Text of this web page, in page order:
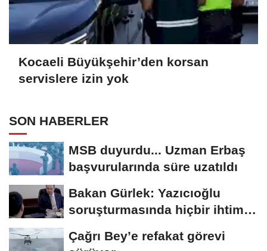
Kocaeli Büyükşehir’den korsan
servislere izin yok
SON HABERLER
MSB duyurdu... Uzman Erbaş
başvurularında süre uzatıldı
Bakan Gürlek: Yazıcıoğlu
soruşturmasında hiçbir ihtimal
Çağrı Bey’e refakat görevi